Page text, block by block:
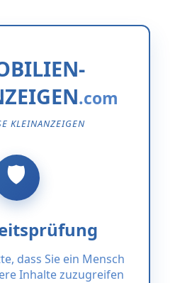
KLEINANZEIGEN
dass Sie ein Mensch
Inhalte zuzugreifen